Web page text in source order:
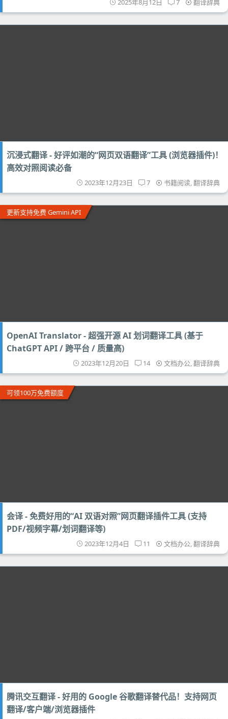
2025年8月12日 7 翻译辞典
沉浸式翻译 - 好评如潮的“网页双语翻译”工具 (浏览器插件)！
高效对照阅读必备
2023年12月23日 7 书籍阅读,翻译辞典
更新支持免费 Gemini API
OpenAI Translator - 超强开源 AI 划词翻译工具 (基于
ChatGPT API / 跨平台 / 质量高)
2023年12月20日 14 文档办公,翻译辞典
可领100万免费额度
会译 - 免费好用的“AI 双语对照”网页翻译插件工具 (支持
PDF/视频字幕/划词翻译等)
2023年12月4日 11 文档办公,翻译辞典
腾讯交互翻译 - 好用的 Google 谷歌翻译替代品！支持网页
翻译/客户端/浏览器插件